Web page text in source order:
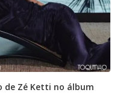
de Zé Ketti no álbum